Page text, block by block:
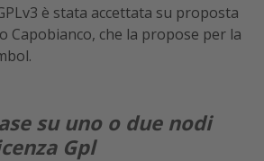
è stata accettata su proposta
Capobianco, che la propose per la
su uno o due nodi
Gpl